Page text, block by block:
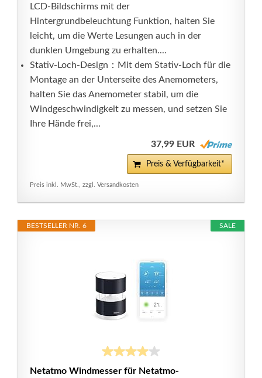
LCD-Bildschirms mit der
Hintergrundbeleuchtung Funktion, halten Sie
leicht, um die Werte Lesungen auch in der
dunklen Umgebung zu erhalten....
Stativ-Loch-Design：Mit dem Stativ-Loch für die
Montage an der Unterseite des Anemometers,
halten Sie das Anemometer stabil, um die
Windgeschwindigkeit zu messen, und setzen Sie
Ihre Hände frei,...
37,99 EUR
Preis & Verfügbarkeit*
Preis inkl. MwSt., zzgl. Versandkosten
SALE
BESTSELLER NR. 6
Netatmo Windmesser für Netatmo-